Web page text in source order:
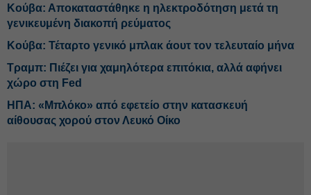
Κούβα: Αποκαταστάθηκε η ηλεκτροδότηση μετά τη
γενικευμένη διακοπή ρεύματος
Κούβα: Τέταρτο γενικό μπλακ άουτ τον τελευταίο μήνα
Τραμπ: Πιέζει για χαμηλότερα επιτόκια, αλλά αφήνει
χώρο στη Fed
ΗΠΑ: «Μπλόκο» από εφετείο στην κατασκευή
αίθουσας χορού στον Λευκό Οίκο